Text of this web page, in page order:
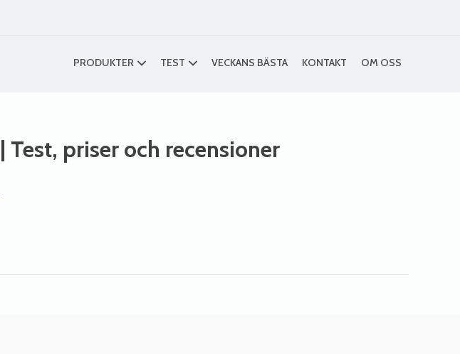
PRODUKTER TEST VECKANS BÄSTA KONTAKT OM OSS
| Test, priser och recensioner